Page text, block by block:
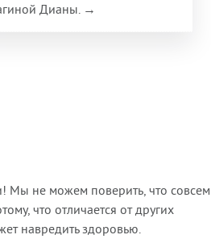
Дианы. →
Мы не можем поверить, что совсем
что отличается от других
навредить здоровью.